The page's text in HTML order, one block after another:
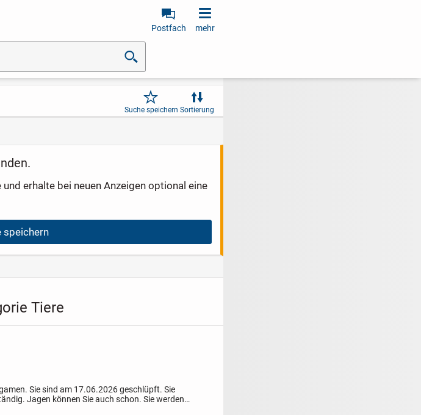
Postfach mehr
Suche speichern Sortierung
erhalte bei neuen Anzeigen optional eine
speichern
Tiere
Sie sind am 17.06.2026 geschlüpft. Sie
Jagen können Sie auch schon. Sie werden